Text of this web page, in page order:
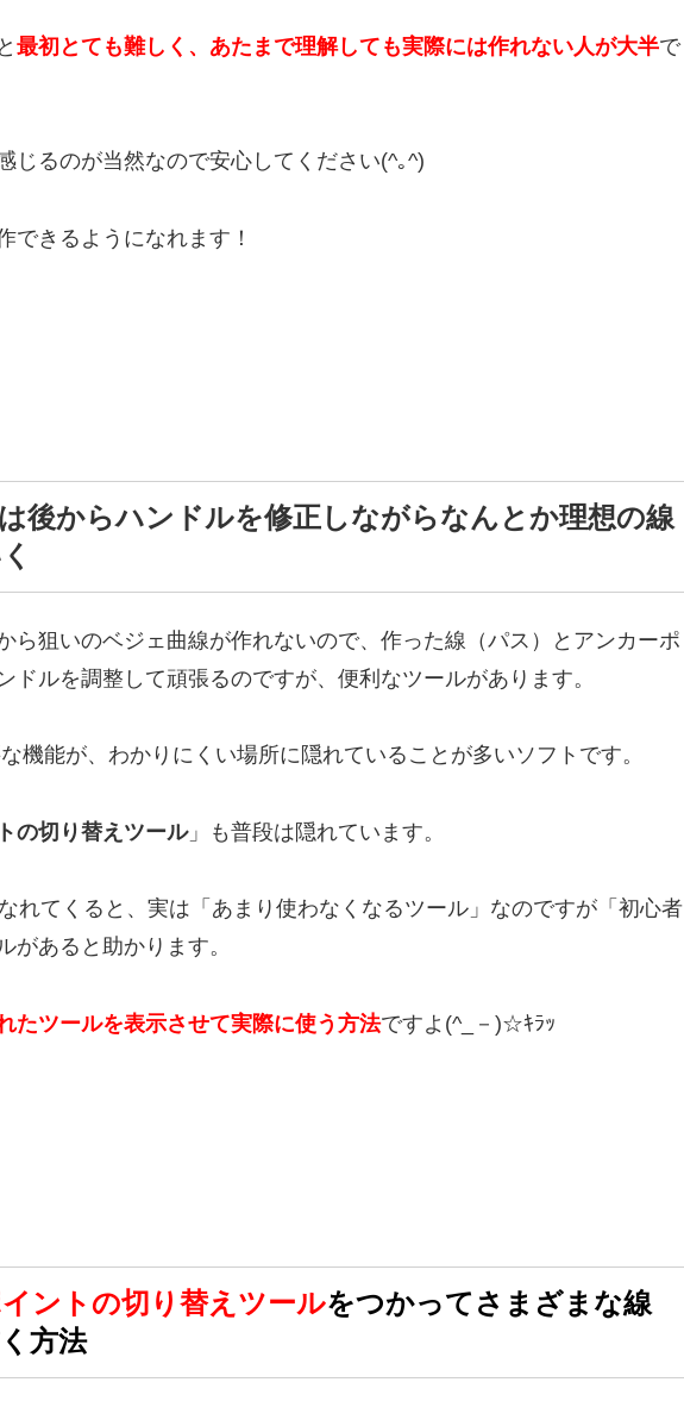
最初とても難しく、あたまで理解しても実際には作れない人が大半で
じるのが当然なので安心してください(^｡^)
できるようになれます！
後からハンドルを修正しながらなんとか理想の線
ら狙いのベジェ曲線が作れないので、作った線（パス）とアンカーポ
ドルを調整して頑張るのですが、便利なツールがあります。
機能が、わかりにくい場所に隠れていることが多いソフトです。
の切り替えツール」も普段は隠れています。
れてくると、実は「あまり使わなくなるツール」なのですが「初心者
があると助かります。
たツールを表示させて実際に使う方法ですよ(^_－)☆ｷﾗｯ
ントの切り替えツールをつかってさまざまな線
方法